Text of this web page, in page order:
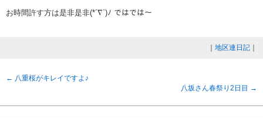
お時間許す方は是非是非(*´∇`)ﾉ ではでは～
地区連日記
← 八重桜がキレイですよ♪
八坂さん春祭り2日目 →